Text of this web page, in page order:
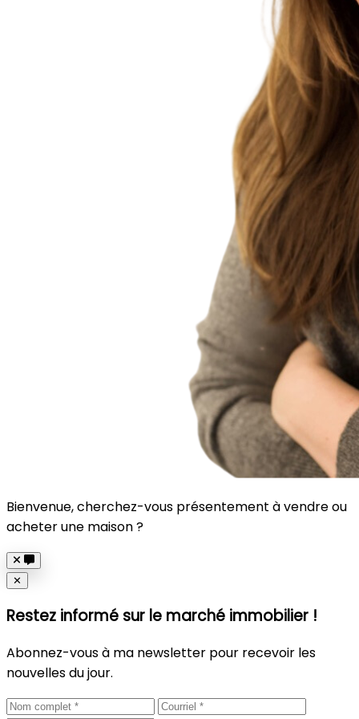
Bienvenue, cherchez-vous présentement à vendre ou
acheter une maison ?
Close
✕
Restez informé sur le marché immobilier !
Abonnez-vous à ma newsletter pour recevoir les
nouvelles du jour.